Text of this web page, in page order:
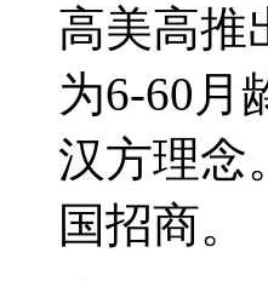
高美高推
为6-60月
汉方理念
国招商。